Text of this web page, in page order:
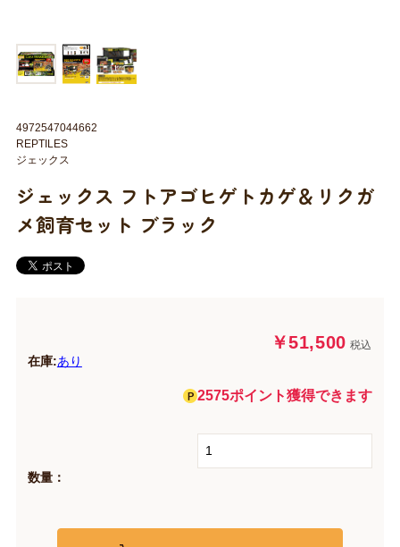
ジェックス フトアゴヒゲトカゲ＆リクガ
メ飼育セット ブラック
￥51,500 税込
在庫:あり
2575ポイント獲得できます
数量：
4972547044662
REPTILES
ジェックス